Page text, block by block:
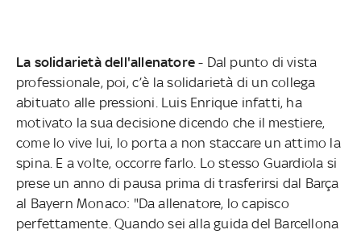
La solidarietà dell'allenatore - Dal punto di vista
professionale, poi, c’è la solidarietà di un collega
abituato alle pressioni. Luis Enrique infatti, ha
motivato la sua decisione dicendo che il mestiere,
come lo vive lui, lo porta a non staccare un attimo la
spina. E a volte, occorre farlo. Lo stesso Guardiola si
prese un anno di pausa prima di trasferirsi dal Barça
al Bayern Monaco: "Da allenatore, lo capisco
perfettamente. Quando sei alla guida del Barcellona